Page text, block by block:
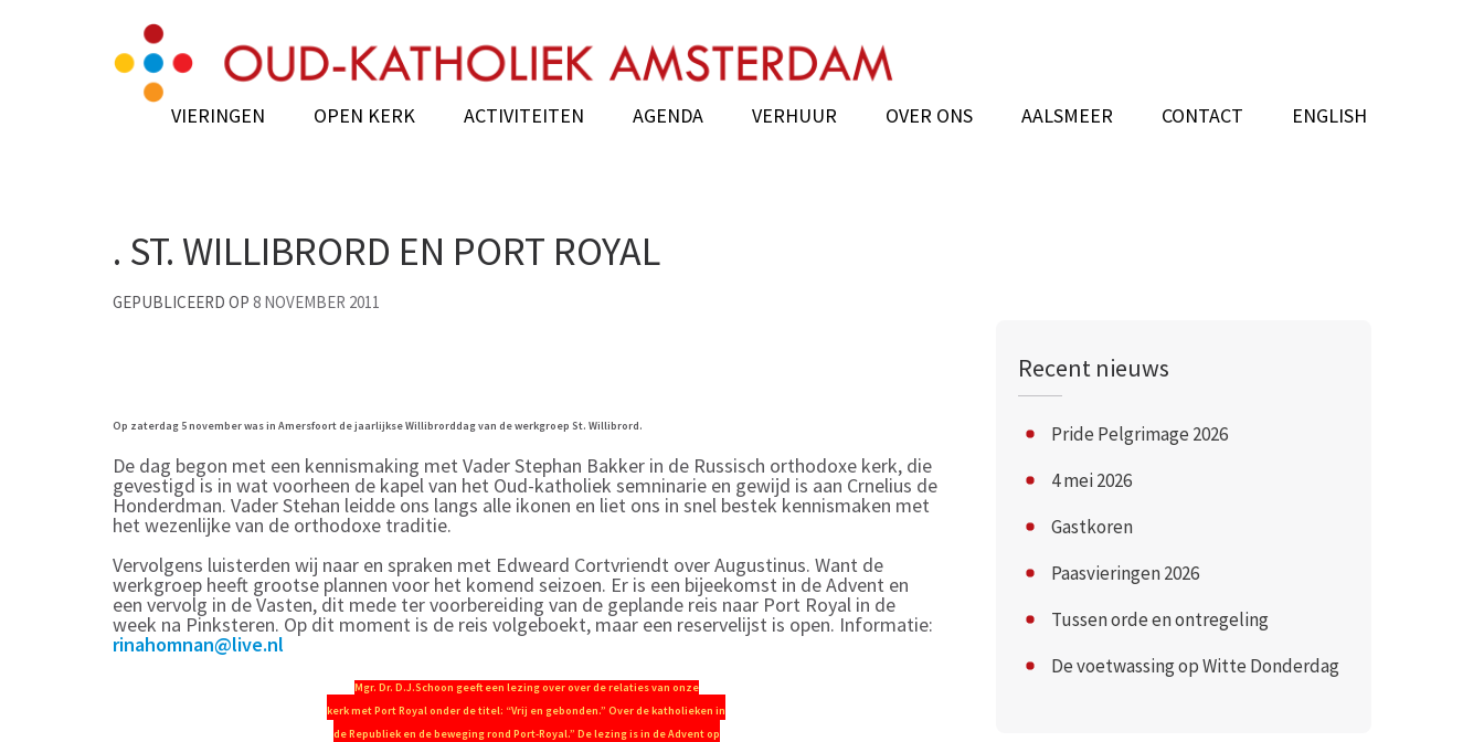
Oud-Katholieke Kerk Amsterdam
VIERINGEN OPEN KERK ACTIVITEITEN AGENDA VERHUUR OVER ONS AALSMEER CONTACT ENGLISH
. ST. WILLIBRORD EN PORT ROYAL
GEPUBLICEERD OP 8 NOVEMBER 2011
Op zaterdag 5 november was in Amersfoort de jaarlijkse Willibrorddagvan de werkgroep St. Willibrord.
De dag begon met een kennismaking met Vader Stephan Bakker in de Russisch orthodoxe kerk, die
gevestigd is in wat voorheen de kapel van het Oud-katholiek semninarie en gewijd is aan Crnelius de
Honderdman. Vader Stehan leidde ons langs alle ikonen en liet ons in snel bestek kennismaken met
het wezenlijke van de orthodoxe traditie.
Vervolgens luisterden wij naar en spraken met Edweard Cortvriendt over Augustinus. Want de
werkgroep heeft grootse plannen voor het komend seizoen. Er is een bijeekomst in de Advent en
een vervolg in de Vasten, dit mede ter voorbereiding van de geplande reis naar Port Royal in de
week na Pinksteren. Op dit moment is de reis volgeboekt, maar een reservelijst is open. Informatie:
rinahomnan@live.nl
Mgr. Dr. D.J.Schoon geeft een lezing over over de relaties van onze
kerk met Port Royal onder de titel: “Vrij en gebonden.” Over de katholieken in
de Republiek en de beweging rond Port-Royal.” De lezing is in de Advent op
Recent nieuws
Pride Pelgrimage 2026
4 mei 2026
Gastkoren
Paasvieringen 2026
Tussen orde en ontregeling
De voetwassing op Witte Donderdag